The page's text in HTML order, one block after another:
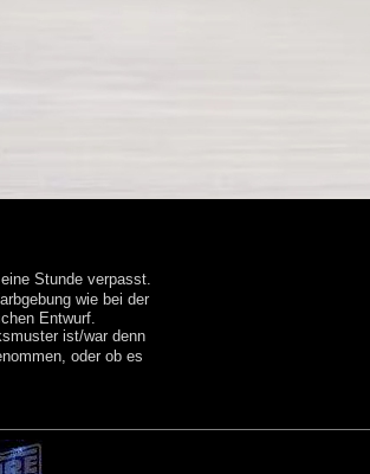
Stunde verpasst.
wie bei der
Entwurf.
ist/war denn
oder ob es